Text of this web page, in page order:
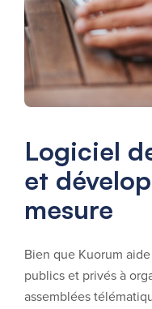
Logiciel
et
mesure
Bien que Kuorum
publics et privés à
assemblées